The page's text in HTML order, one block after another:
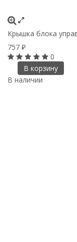
Крышка блока
757 ₽
0
В корзину
В наличии